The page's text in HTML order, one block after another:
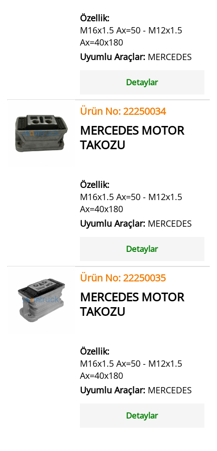
Özellik:
M16x1.5 Ax=50 - M12x1.5
Ax=40x180
Uyumlu Araçlar: MERCEDES
Detaylar
Ürün No: 22250034
MERCEDES MOTOR
TAKOZU
Özellik:
M16x1.5 Ax=50 - M12x1.5
Ax=40x180
Uyumlu Araçlar: MERCEDES
Detaylar
Ürün No: 22250035
MERCEDES MOTOR
TAKOZU
Özellik:
M16x1.5 Ax=50 - M12x1.5
Ax=40x180
Uyumlu Araçlar: MERCEDES
Detaylar